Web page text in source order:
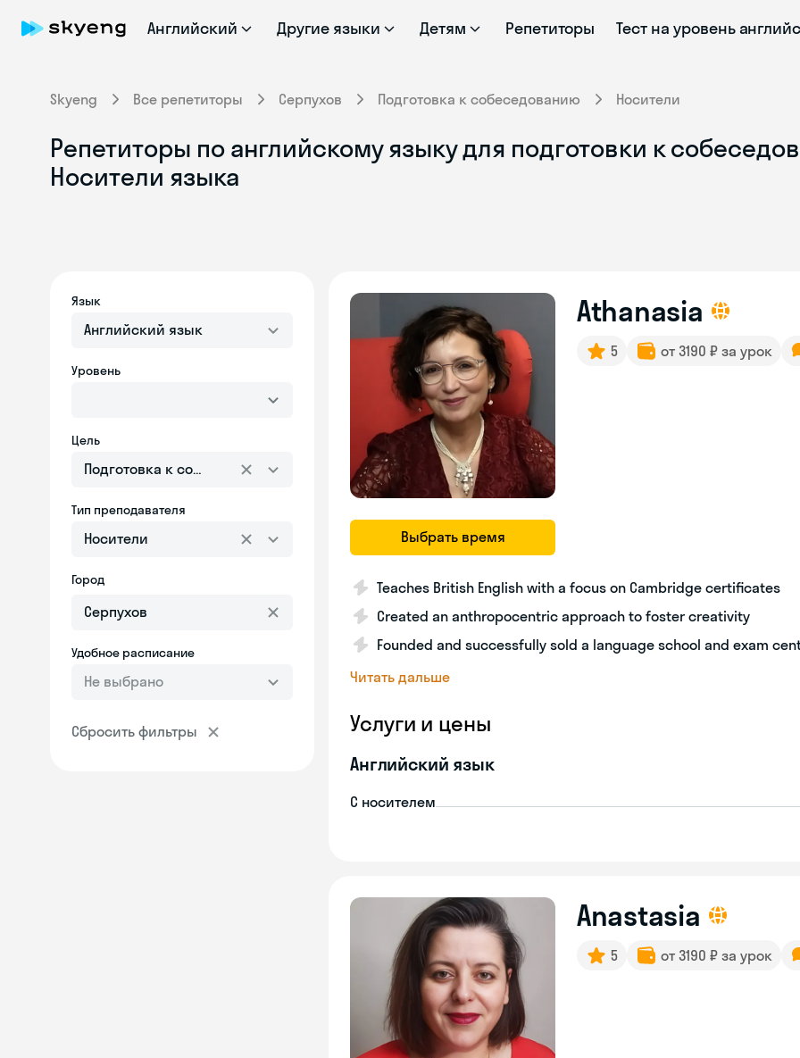
Английский Другие языки Детям Репетиторы Тест на уровень
Skyeng Все репетиторы Серпухов Подготовка к собеседованию Носители
Репетиторы по английскому языку для подготовки к
Носители языка
Язык
Английский язык
Уровень
Цель
Подготовка к собеседованию
Тип преподавателя
Носители
Город
Удобное расписание
Не выбрано
Сбросить фильтры
Выбрать время
Athanasia
5 от 3190 ₽ за урок
Teaches British English with a focus on Cambridge certificates
Created an anthropocentric approach to foster creativity
Founded and successfully sold a language school and exam
Читать дальше
Услуги и цены
Английский язык
С носителем
Anastasia
5 от 3190 ₽ за урок